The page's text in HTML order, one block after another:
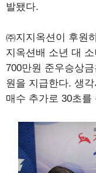
발됐다.
㈜지지옥션이 후원
지옥션배 소년 대
700만원 준우승상
원을 지급한다. 생
매수 추가로 30초를